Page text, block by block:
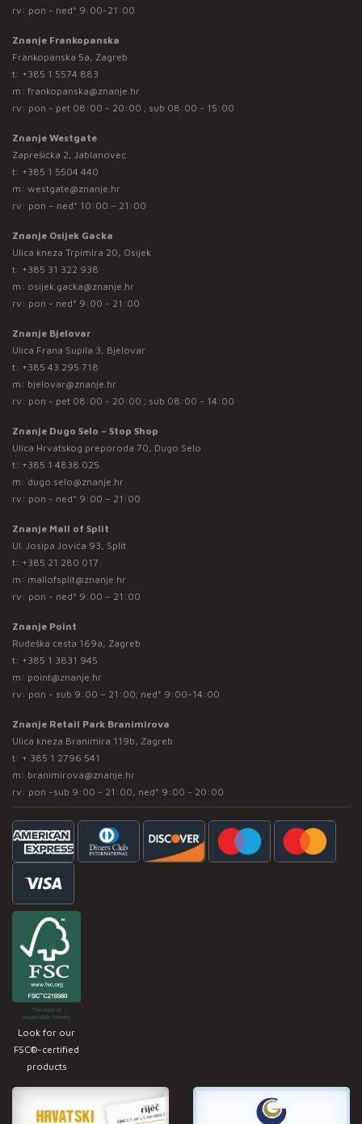
rv: pon - ned* 9:00-21:00
Znanje Frankopanska
Frankopanska 5a, Zagreb
t: +385 1 5574 883
m: frankopanska@znanje.hr
rv: pon - pet 08:00 - 20:00 ; sub 08:00 - 15:00
Znanje Westgate
Zaprešićka 2, Jablanovec
t: +385 1 5504 440
m: westgate@znanje.hr
rv: pon – ned* 10:00 – 21:00
Znanje Osijek Gacka
Ulica kneza Trpimira 20, Osijek
t: +385 31 322 938
m: osijek.gacka@znanje.hr
rv: pon - ned* 9:00 - 21:00
Znanje Bjelovar
Ulica Frana Supila 3, Bjelovar
t: +385 43 295 718
m: bjelovar@znanje.hr
rv: pon - pet 08:00 - 20:00 ; sub 08:00 - 14:00
Znanje Dugo Selo – Stop Shop
Ulica Hrvatskog preporoda 70, Dugo Selo
t: +385 1 4838 025
m: dugo.selo@znanje.hr
rv: pon - ned* 9:00 – 21:00
Znanje Mall of Split
Ul. Josipa Jovića 93, Split
t: +385 21 280 017
m: mallofsplit@znanje.hr
rv: pon - ned* 9:00 – 21:00
Znanje Point
Rudeška cesta 169a, Zagreb
t: +385 1 3831 945
m: point@znanje.hr
rv: pon - sub 9:00 – 21:00; ned* 9:00-14:00
Znanje Retail Park Branimirova
Ulica kneza Branimira 119b, Zagreb
t: + 385 1 2796 541
m: branimirova@znanje.hr
rv: pon -sub 9:00 - 21:00, ned* 9:00 - 20:00
Look for our
FSC®-certified
products